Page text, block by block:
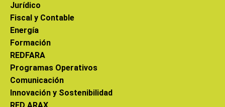
Jurídico
Fiscal y Contable
Energía
Formación
REDFARA
Programas Operativos
Comunicación
Innovación y Sostenibilidad